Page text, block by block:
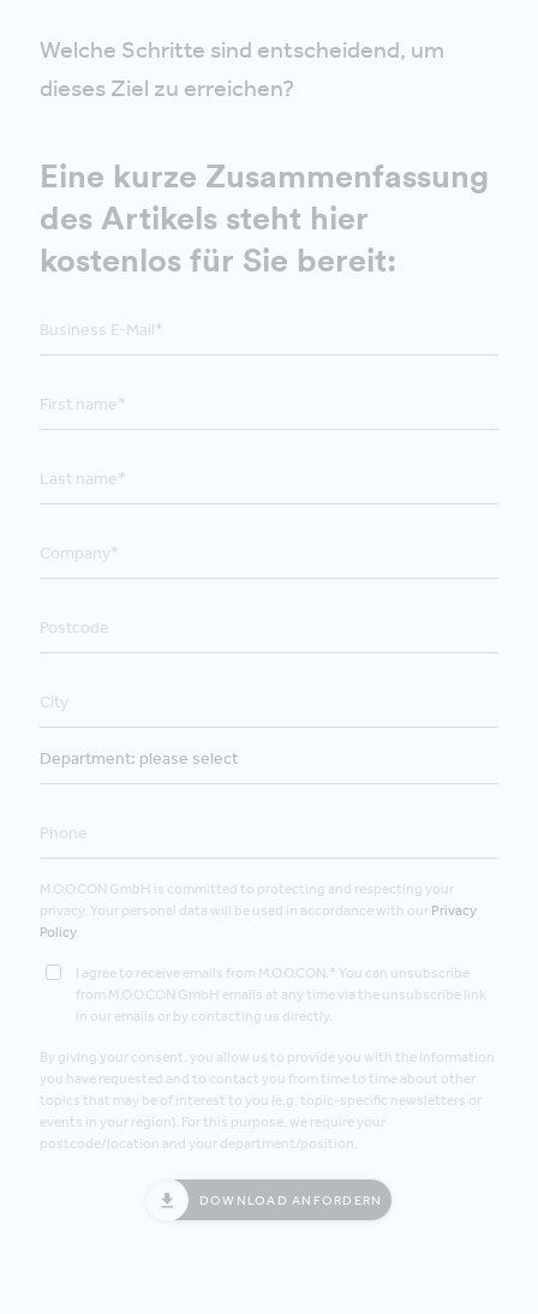
Welche Schritte sind entscheidend, um
dieses Ziel zu erreichen?
Eine kurze Zusammenfassung
des Artikels steht hier
kostenlos für Sie bereit:
M.O.O.CON GmbH is committed to protecting and respecting your
privacy. Your personal data will be used in accordance with our Privacy
Policy.
I agree to receive emails from M.O.O.CON.* You can unsubscribe
from M.O.O.CON GmbH emails at any time via the unsubscribe link
in our emails or by contacting us directly.
By giving your consent, you allow us to provide you with the information
you have requested and to contact you from time to time about other
topics that may be of interest to you (e.g. topic-specific newsletters or
events in your region). For this purpose, we require your
postcode/location and your department/position.
DOWNLOAD ANFORDERN